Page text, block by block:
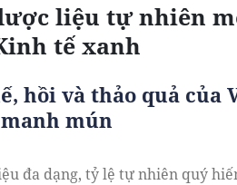
liệu tự nhiên
tế xanh
hồi và thảo quả của
mún
đa dạng, tỷ lệ tự nhiên quý